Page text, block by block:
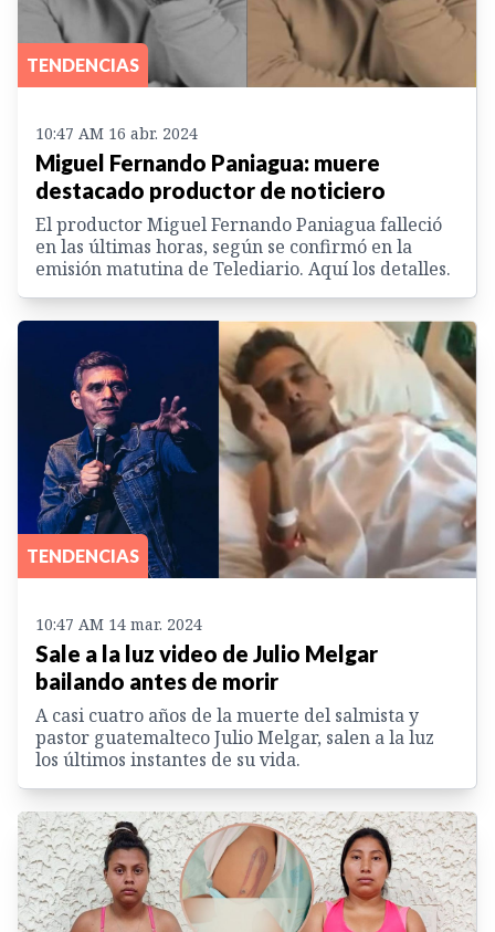
TENDENCIAS
10:47 AM 16 abr. 2024
Miguel Fernando Paniagua: muere
destacado productor de noticiero
El productor Miguel Fernando Paniagua falleció
en las últimas horas, según se confirmó en la
emisión matutina de Telediario. Aquí los detalles.
TENDENCIAS
10:47 AM 14 mar. 2024
Sale a la luz video de Julio Melgar
bailando antes de morir
A casi cuatro años de la muerte del salmista y
pastor guatemalteco Julio Melgar, salen a la luz
los últimos instantes de su vida.